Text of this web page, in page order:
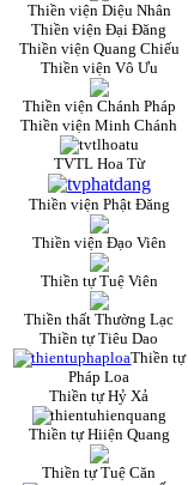
Thiền viện Diệu Nhân
Thiền viện Đại Đăng
Thiền viện Quang Chiếu
Thiền viện Vô Ưu
Thiền viện Chánh Pháp
Thiền viện Minh Chánh
TVTL Hoa Từ
Thiền viện Phật Đăng
Thiền viện Đạo Viên
Thiền tự Tuệ Viên
Thiền thất Thường Lạc
Thiền tự Tiêu Dao
Thiền tự
Pháp Loa
Thiền tự Hỷ Xả
Thiền tự Hiiện Quang
Thiền tự Tuệ Căn